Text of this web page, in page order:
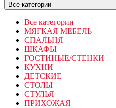
Все категории
Все категории
МЯГКАЯ МЕБЕЛЬ
СПАЛЬНЯ
ШКАФЫ
ГОСТИНЫЕ/СТЕНКИ
КУХНИ
ДЕТСКИЕ
СТОЛЫ
СТУЛЬЯ
ПРИХОЖАЯ